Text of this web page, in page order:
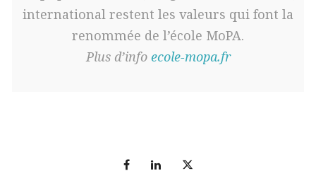
international restent les valeurs qui font la
renommée de l’école MoPA.
Plus d’info ecole-mopa.fr